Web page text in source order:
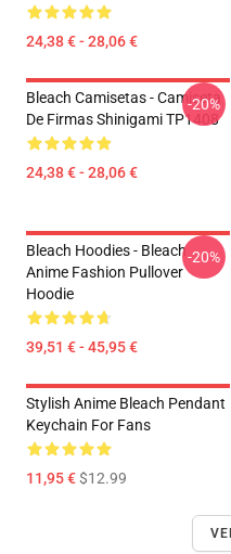
24,38 € - 28,06 €
Bleach Camisetas - Camiseta
De Firmas Shinigami TP1408
24,38 € - 28,06 €
-20%
Bleach Hoodies - Bleach
Anime Fashion Pullover
Hoodie
39,51 € - 45,95 €
-20%
Stylish Anime Bleach Pendant
Keychain For Fans
11,95 €$12.99